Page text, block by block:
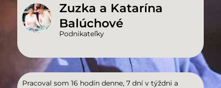
Zuzka a Katarína
Balúchové
Podnikateľky
Pracoval som 16 hodín denne, 7 dní v týždni a